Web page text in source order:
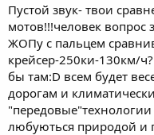
Пустой звук- твои
мотов!!!человек вопрос
ЖОПу с пальцем
крейсер-250ки-130км/
бы там:D всем будет
дорогам и
любуються природой и